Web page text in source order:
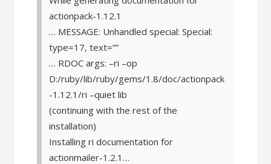
actionpack-1.12.1
… MESSAGE: Unhandled special: Special:
type=17, text=””
… RDOC args: –ri –op
D:/ruby/lib/ruby/gems/1.8/doc/actionpack
-1.12.1/ri –quiet lib
(continuing with the rest of the
installation)
Installing ri documentation for
actionmailer-1.2.1…